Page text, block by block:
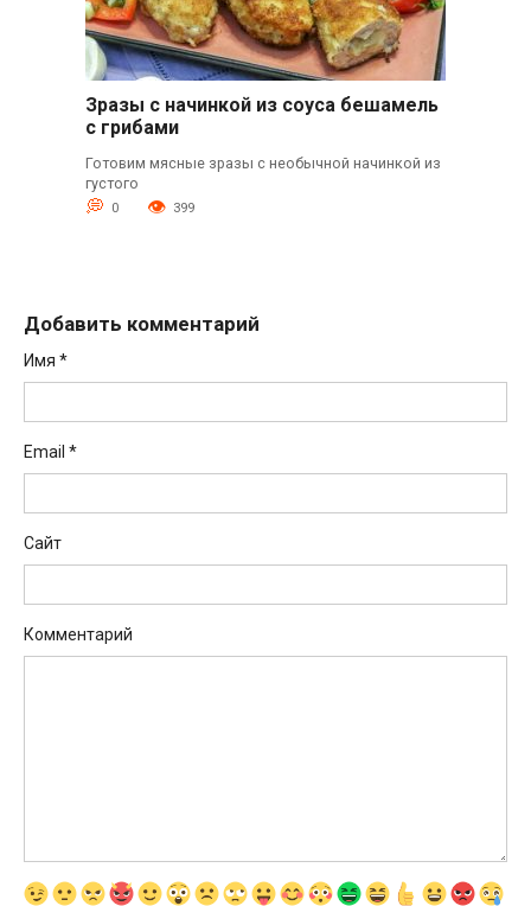
Зразы с начинкой из соуса бешамель
с грибами
Готовим мясные зразы с необычной начинкой из
густого
0 399
Добавить комментарий
Имя *
Email *
Сайт
Комментарий